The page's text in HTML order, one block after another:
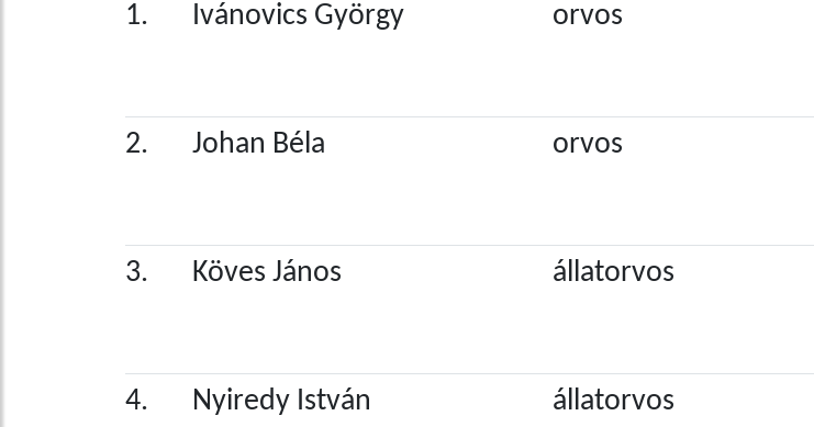
1. Ivánovics György orvos
2. Johan Béla orvos
3. Köves János állatorvos
4. Nyiredy István állatorvos